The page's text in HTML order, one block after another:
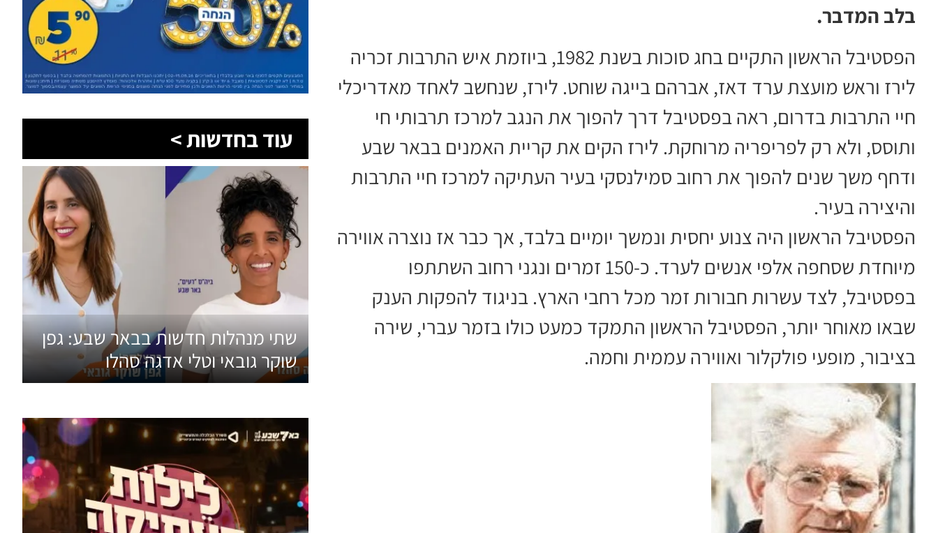
בלב המדבר.
הפסטיבל הראשון התקיים בחג סוכות בשנת 1982, ביוזמת איש התרבות זכריה
לירז וראש מועצת ערד דאז, אברהם בייגה שוחט. לירז, שנחשב לאחד מאדריכלי
חיי התרבות בדרום, ראה בפסטיבל דרך להפוך את הנגב למרכז תרבותי חי
ותוסס, ולא רק לפריפריה מרוחקת. לירז הקים את קריית האמנים בבאר שבע
ודחף משך שנים להפוך את רחוב סמילנסקי בעיר העתיקה למרכז חיי התרבות
והיצירה בעיר.
הפסטיבל הראשון היה צנוע יחסית ונמשך יומיים בלבד, אך כבר אז נוצרה אווירה
מיוחדת שסחפה אלפי אנשים לערד. כ-150 זמרים ונגני רחוב השתתפו
בפסטיבל, לצד עשרות חבורות זמר מכל רחבי הארץ. בניגוד להפקות הענק
שבאו מאוחר יותר, הפסטיבל הראשון התמקד כמעט כולו בזמר עברי, שירה
בציבור, מופעי פולקלור ואווירה עממית וחמה.
עוד בחדשות >
שתי מנהלות חדשות בבאר שבע: גפן
שוקר גובאי וטלי אדגה סהלו